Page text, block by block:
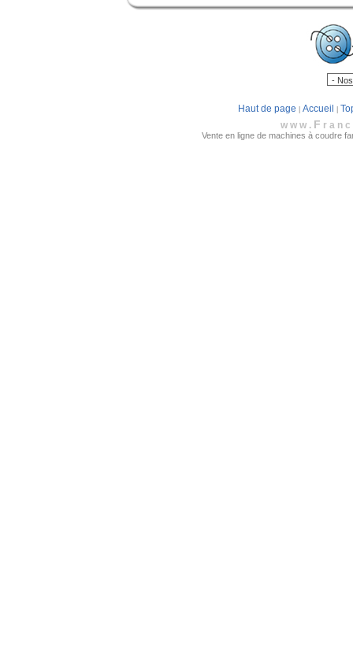
Haut de page Accueil
www. F
Vente en ligne de machines à coudre